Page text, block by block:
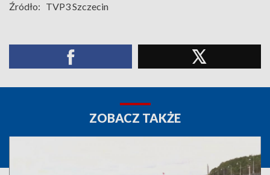
Źródło: TVP3 Szczecin
ZOBACZ TAKŻE